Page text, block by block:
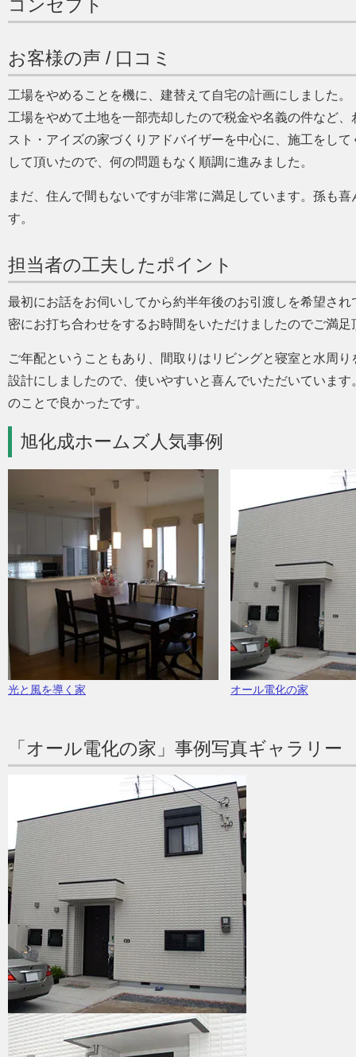
コンセプト
お客様の声 / 口コミ
工場をやめることを機に、建替えて自宅の計画にしました。
工場をやめて土地を一部売却したので税金や名義の件など
スト・アイズの家づくりアドバイザーを中心に、施工をし
して頂いたので、何の問題もなく順調に進みました。
まだ、住んで間もないですが非常に満足しています。孫も
す。
担当者の工夫したポイント
最初にお話をお伺いしてから約半年後のお引渡しを希望さ
密にお打ち合わせをするお時間をいただけましたのでご満
ご年配ということもあり、間取りはリビングと寝室と水周
設計にしましたので、使いやすいと喜んでいただいていま
のことで良かったです。
旭化成ホームズ人気事例
光と風を導く家 オール電化の家
「オール電化の家」事例写真ギャラリー